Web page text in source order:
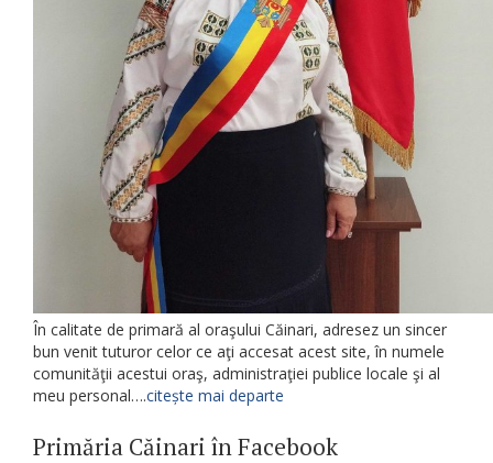
În calitate de primară al oraşului Căinari, adresez un sincer
bun venit tuturor celor ce aţi accesat acest site, în numele
comunităţii acestui oraş, administraţiei publice locale şi al
meu personal….citește mai departe
Primăria Căinari în Facebook